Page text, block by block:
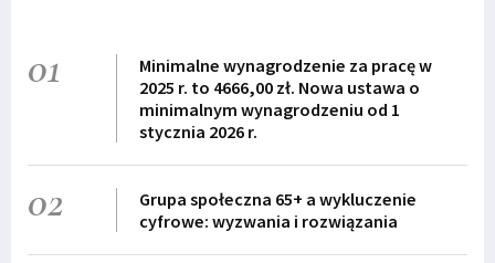
01
Minimalne wynagrodzenie za pracę w
2025 r. to 4666,00 zł. Nowa ustawa o
minimalnym wynagrodzeniu od 1
stycznia 2026 r.
02
Grupa społeczna 65+ a wykluczenie
cyfrowe: wyzwania i rozwiązania